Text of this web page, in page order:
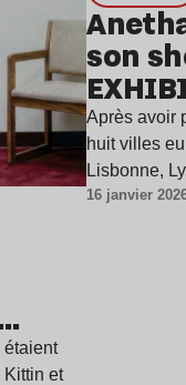
étaient
Kittin et
son
Après avoir
huit villes
Lisbonne,
16 janvier